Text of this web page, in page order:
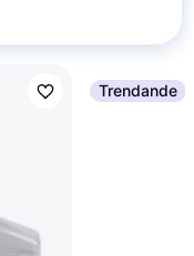
som kanske skulle
Trendande